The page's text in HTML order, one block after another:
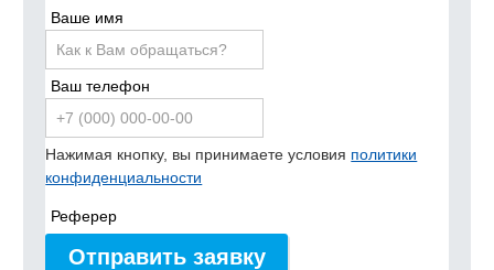
Ваше имя
Ваш телефон
Нажимая кнопку, вы принимаете условия политики
конфиденциальности
Реферер
Отправить заявку